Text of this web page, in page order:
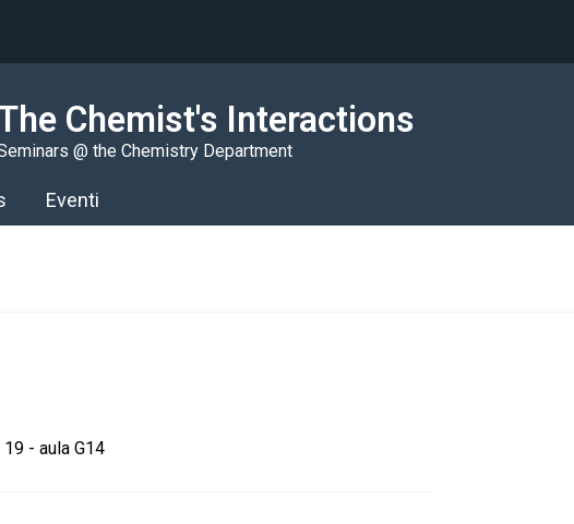
Chemist's Interactions
@ the Chemistry Department
Eventi
- aula G14